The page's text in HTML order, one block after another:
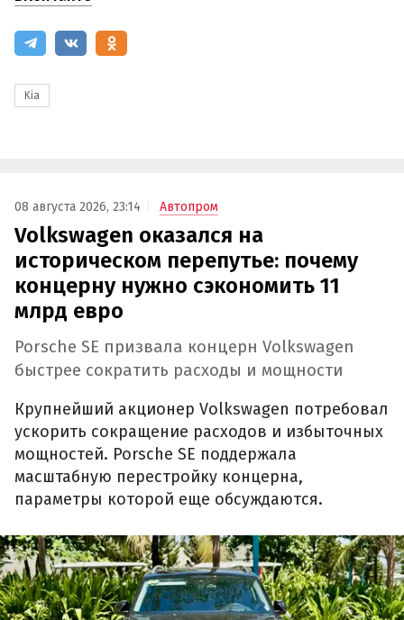
Kia
08 августа 2026, 23:14 Автопром
Volkswagen оказался на
историческом перепутье: почему
концерну нужно сэкономить 11
млрд евро
Porsche SE призвала концерн Volkswagen
быстрее сократить расходы и мощности
Крупнейший акционер Volkswagen потребовал
ускорить сокращение расходов и избыточных
мощностей. Porsche SE поддержала
масштабную перестройку концерна,
параметры которой еще обсуждаются.